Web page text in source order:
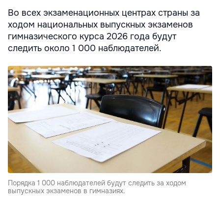
Во всех экзаменационных центрах страны за
ходом национальных выпускных экзаменов
гимназического курса 2026 года будут
следить около 1 000 наблюдателей.
Порядка 1 000 наблюдателей будут следить за ходом
выпускных экзаменов в гимназиях.